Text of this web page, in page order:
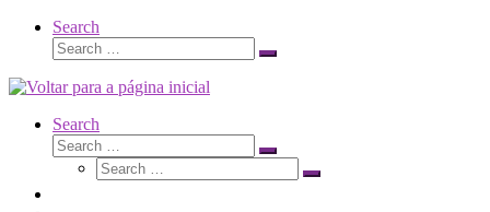
Search
Search
Search
Search
Search
Search
Search
Search